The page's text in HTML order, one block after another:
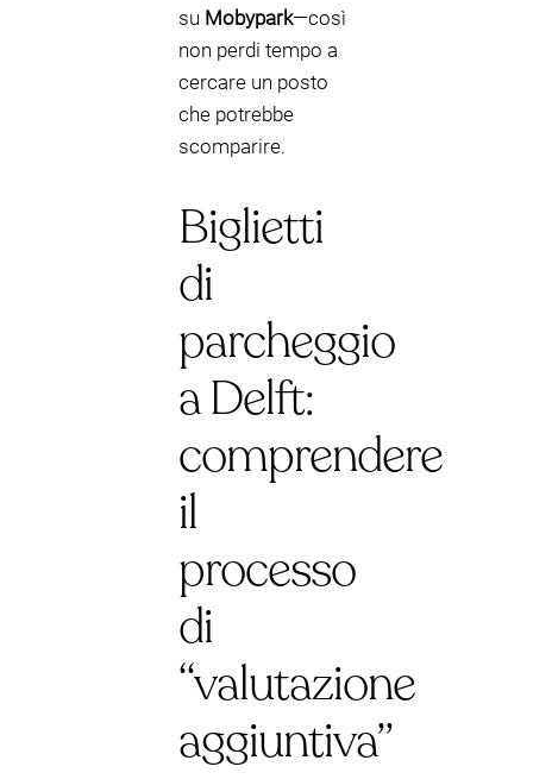
su Mobypark—così
non perdi tempo a
cercare un posto
che potrebbe
scomparire.
Biglietti
di
parcheggio
a Delft:
comprendere
il
processo
di
“valutazione
aggiuntiva”